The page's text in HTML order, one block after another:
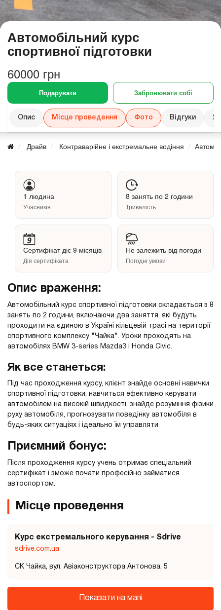
Автомобільний курс
спортивної підготовки
60000 грн
Подарувати Забронювати собі
Опис Місце проведення Фото Відгуки
Драйв Контраварійне і екстремальне водіння
1 людина
Учасників
8 занять по 2 години
Тривалість
Сертифікат діє 9 місяців
Дія сертифіката
Не залежить від погоди
Погодні умови
Опис враження:
Автомобільний курс спортивної підготовки складається з 8
занять по 2 години, включаючи два заняття, які будуть
проходити на єдиною в Україні кільцевій трасі на території
спортивного комплексу "Чайка". Уроки проходять на
автомобілях BMW 3-series Mazda3 і Honda Civic.
Як все станеться:
Під час проходження курсу, клієнт знайде основні навички
спортивної підготовки: навчиться ефективно керувати
автомобілем на високій швидкості, знайде розуміння фізики
руху автомобіля, прогнозувати поведінку автомобіля в
будь-яких ситуаціях і ідеально їм управляти
Приємний бонус:
Після проходження курсу учень отримає спеціальний
сертифікат і зможе почати професійно займатися
автоспортом.
Місце проведення
Курс екстремального керування - Sdrive
sdrive.com.ua
СК Чайка, вул. Авіаконструктора Антонова, 5
Показати на мапі